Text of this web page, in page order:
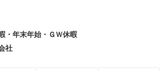
年末年始・ＧＷ休暇
社